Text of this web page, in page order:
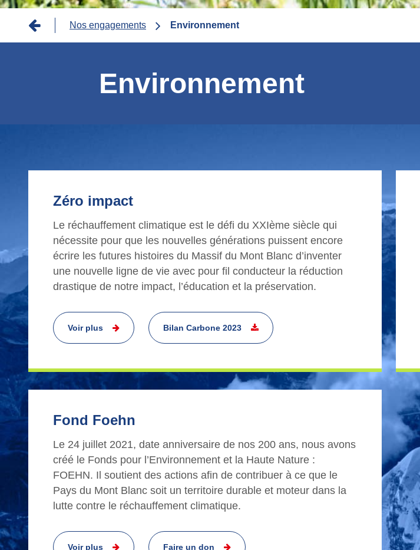
Fil
d'Ariane
Nos engagements Environnement
Environnement
Zéro impact
Le réchauffement climatique est le défi du XXIème siècle qui
nécessite pour que les nouvelles générations puissent encore
écrire les futures histoires du Massif du Mont Blanc d’inventer
une nouvelle ligne de vie avec pour fil conducteur la réduction
drastique de notre impact, l’éducation et la préservation.
Voir plus Bilan Carbone 2023
Fond Foehn
Le 24 juillet 2021, date anniversaire de nos 200 ans, nous avons
créé le Fonds pour l’Environnement et la Haute Nature :
FOEHN. Il soutient des actions afin de contribuer à ce que le
Pays du Mont Blanc soit un territoire durable et moteur dans la
lutte contre le réchauffement climatique.
Voir plus Faire un don